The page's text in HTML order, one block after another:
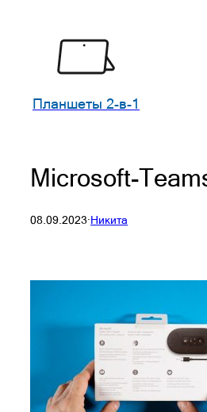
Планшеты 2-в-1
Microsoft-
08.09.2023·Никита